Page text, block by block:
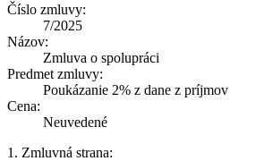
Číslo zmluvy:
7/2025
Názov:
Zmluva o spolupráci
Predmet zmluvy:
Poukázanie 2% z dane z príjmov
Cena:
Neuvedené
1. Zmluvná strana: